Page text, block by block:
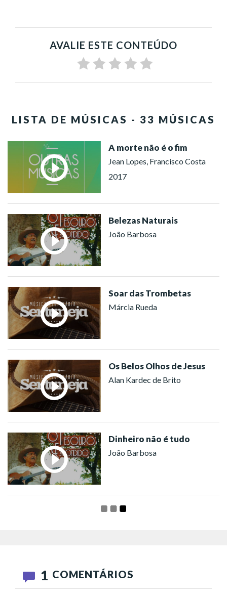
AVALIE ESTE CONTEÚDO
LISTA DE MÚSICAS - 33 MÚSICAS
A morte não é o fim
Jean Lopes, Francisco Costa
2017
Belezas Naturais
João Barbosa
Soar das Trombetas
Márcia Rueda
Os Belos Olhos de Jesus
Alan Kardec de Brito
Dinheiro não é tudo
João Barbosa
1 COMENTÁRIOS